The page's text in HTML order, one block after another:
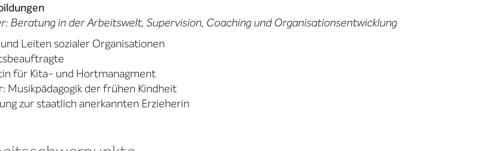
Beratung in der Arbeitswelt, Supervision, Coaching und Organisationsentwicklung
Leiten sozialer Organisationen
für Kita- und Hortmanagment
Musikpädagogik der frühen Kindheit
zur staatlich anerkannten Erzieherin